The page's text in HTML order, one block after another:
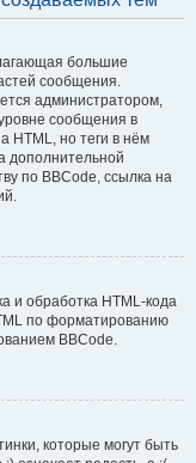
большие
сообщения.
администратором,
сообщения в
HTML, но теги в нём
дополнительной
по BBCode, ссылка на
и обработка HTML-кода
по форматированию
BBCode.
которые могут быть